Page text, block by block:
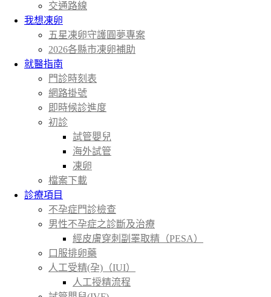
交通路線
我想凍卵
五星凍卵守護圓夢專案
2026各縣市凍卵補助
就醫指南
門診時刻表
網路掛號
即時候診進度
初診
試管嬰兒
海外試管
凍卵
檔案下載
診療項目
不孕症門診檢查
男性不孕症之診斷及治療
經皮膚穿刺副睪取精（PESA）
口服排卵藥
人工受精(孕)（IUI）
人工授精流程